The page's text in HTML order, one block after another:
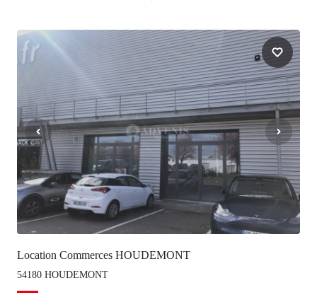
Location Commerces HOUDEMONT
54180 HOUDEMONT